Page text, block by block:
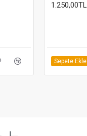
600,00TL
Sepete Ekle